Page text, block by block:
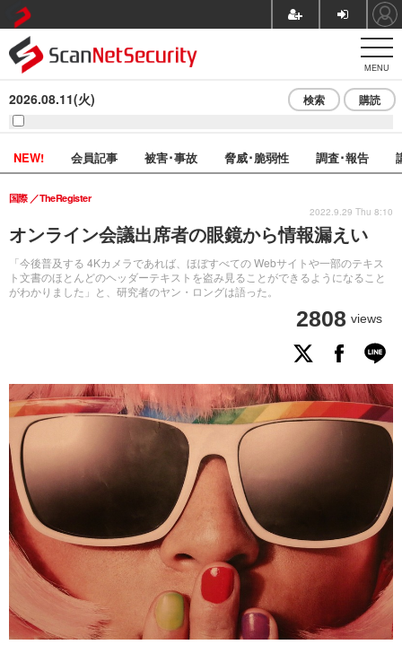
MENU
2026.08.11(火) 検索 購読
NEW! 会員記事 被害･事故 脅威･脆弱性 調査･報告
オンライン会議出席者の眼鏡から情報漏えい
「今後普及する 4Kカメラであれば、ほぼすべての Webサイトや一部のテキス
ト文書のほとんどのヘッダーテキストを盗み見ることができるようになること
がわかりました」と、研究者のヤン・ロングは語った。
国際 TheRegister
2808 views
2022.9.29 Thu 8:10